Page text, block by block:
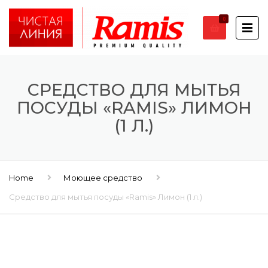
0
СРЕДСТВО ДЛЯ МЫТЬЯ
ПОСУДЫ «RAMIS» ЛИМОН
(1 Л.)
Home
Моющее средство
Средство для мытья посуды «Ramis» Лимон (1 л.)